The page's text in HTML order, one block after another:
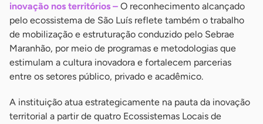
inovação nos territórios – O reconhecimento alcançado
pelo ecossistema de São Luís reflete também o trabalho
de mobilização e estruturação conduzido pelo Sebrae
Maranhão, por meio de programas e metodologias que
estimulam a cultura inovadora e fortalecem parcerias
entre os setores público, privado e acadêmico.
A instituição atua estrategicamente na pauta da inovação
territorial a partir de quatro Ecossistemas Locais de